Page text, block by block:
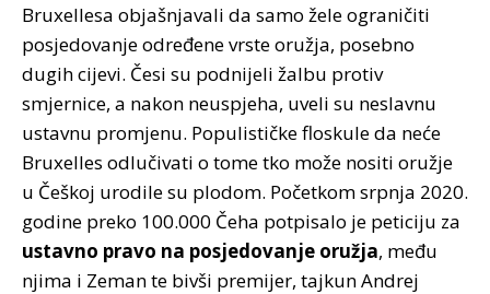
Bruxellesa objašnjavali da samo žele ograničiti
posjedovanje određene vrste oružja, posebno
dugih cijevi. Česi su podnijeli žalbu protiv
smjernice, a nakon neuspjeha, uveli su neslavnu
ustavnu promjenu. Populističke floskule da neće
Bruxelles odlučivati o tome tko može nositi oružje
u Češkoj urodile su plodom. Početkom srpnja 2020.
godine preko 100.000 Čeha potpisalo je peticiju za
ustavno pravo na posjedovanje oružja, među
njima i Zeman te bivši premijer, tajkun Andrej